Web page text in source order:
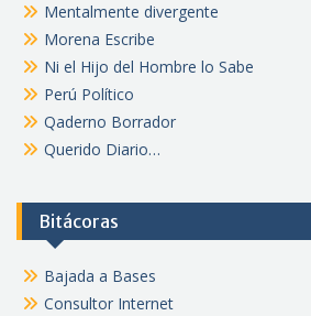
Mentalmente divergente
Morena Escribe
Ni el Hijo del Hombre lo Sabe
Perú Político
Qaderno Borrador
Querido Diario…
Bitácoras
Bajada a Bases
Consultor Internet